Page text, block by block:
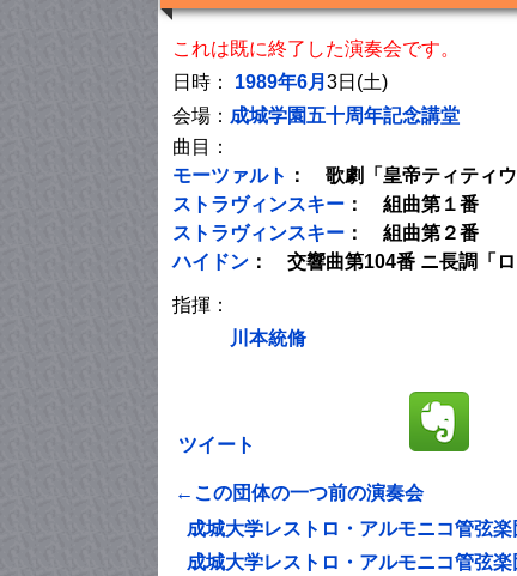
これは既に終了した演奏会です。
日時： 1989年6月 3日(土)
会場： 成城学園五十周年記念講堂
曲目：
モーツァルト ： 歌劇「皇帝ティティ
ストラヴィンスキー ： 組曲第１番
ストラヴィンスキー ： 組曲第２番
ハイドン ： 交響曲第104番 ニ長調「ロ
指揮：
川本統脩
ツイート
←この団体の一つ前の演奏会
成城大学レストロ・アルモニコ管弦
成城大学レストロ・アルモニコ管弦楽